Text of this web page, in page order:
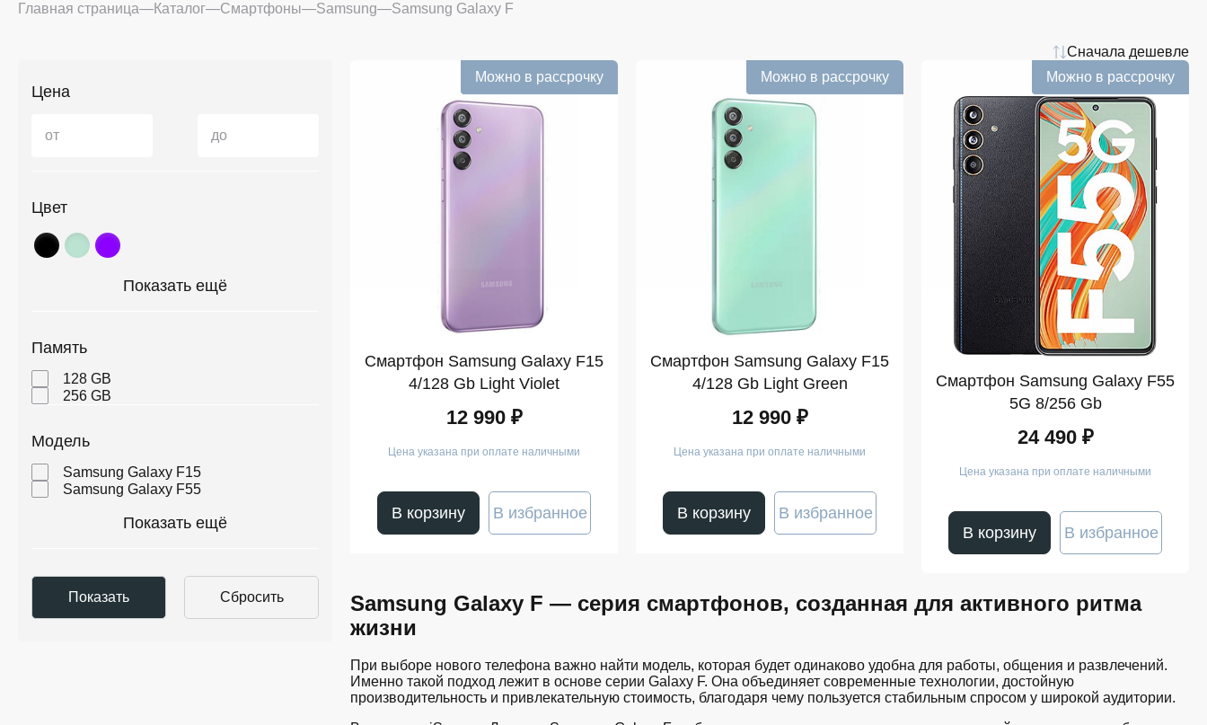
Главная страница Каталог Смартфоны Samsung Samsung Galaxy F
Сначала дешевле
Цена
от до
Цвет
Показать ещё
Память
128 GB
256 GB
Модель
Samsung Galaxy F15
Samsung Galaxy F55
Показать ещё
Можно в рассрочку
Смартфон Samsung Galaxy F15
4/128 Gb Light Violet
12 990 ₽
Цена указана при оплате наличными
В корзину В избранное
Можно в рассрочку
Смартфон Samsung Galaxy F15
4/128 Gb Light Green
12 990 ₽
Цена указана при оплате наличными
В корзину В избранное
Можно в рассрочку
Смартфон Samsung Galaxy F55
5G 8/256 Gb
24 490 ₽
Цена указана при оплате наличными
В корзину В избранное
Samsung Galaxy F — серия смартфонов, созданная для активного ритма
жизни
При выборе нового телефона важно найти модель, которая будет одинаково удобна для работы, общения и развлечений.
Именно такой подход лежит в основе серии Galaxy F. Она объединяет современные технологии, достойную
производительность и привлекательную стоимость, благодаря чему пользуется стабильным спросом у широкой аудитории.